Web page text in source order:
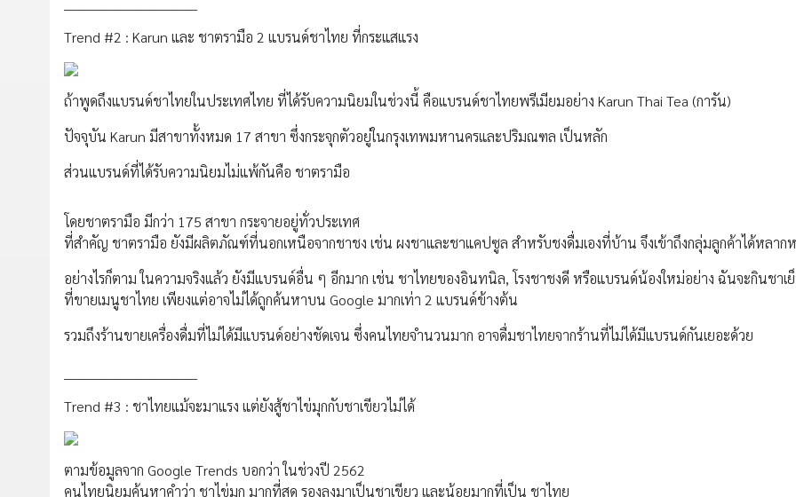
Trend #2 : Karun และ ชาตรามือ 2 แบรนด์ชาไทย ที่กระแสแรง
ถ้าพูดถึงแบรนด์ชาไทยในประเทศไทย ที่ได้รับความนิยมในช่วงนี้ คือแบรนด์ชาไทยพรีเมียมอย่าง Karun Thai Tea (การัน)
ปัจจุบัน Karun มีสาขาทั้งหมด 17 สาขา ซึ่งกระจุกตัวอยู่ในกรุงเทพมหานครและปริมณฑล เป็นหลัก
ส่วนแบรนด์ที่ได้รับความนิยมไม่แพ้กันคือ ชาตรามือ
โดยชาตรามือ มีกว่า 175 สาขา กระจายอยู่ทั่วประเทศ
ที่สำคัญ ชาตรามือ ยังมีผลิตภัณฑ์ที่นอกเหนือจากชาชง เช่น ผงชาและชาแคปซูล สำหรับชงดื่มเองที่บ้าน จึงเข้าถึงกลุ่มลูกค้าได้หลาก
อย่างไรก็ตาม ในความจริงแล้ว ยังมีแบรนด์อื่น ๆ อีกมาก เช่น ชาไทยของอินทนิล, โรงชาชงดี หรือแบรนด์น้องใหม่อย่าง ฉันจะกินชาเ
ที่ขายเมนูชาไทย เพียงแต่อาจไม่ได้ถูกค้นหาบน Google มากเท่า 2 แบรนด์ข้างต้น
รวมถึงร้านขายเครื่องดื่มที่ไม่ได้มีแบรนด์อย่างชัดเจน ซึ่งคนไทยจำนวนมาก อาจดื่มชาไทยจากร้านที่ไม่ได้มีแบรนด์กันเยอะด้วย
Trend #3 : ชาไทยแม้จะมาแรง แต่ยังสู้ชาไข่มุกกับชาเขียวไม่ได้
ตามข้อมูลจาก Google Trends บอกว่า ในช่วงปี 2562
คนไทยนิยมค้นหาคำว่า ชาไข่มุก มากที่สุด รองลงมาเป็นชาเขียว และน้อยมากที่เป็น ชาไทย